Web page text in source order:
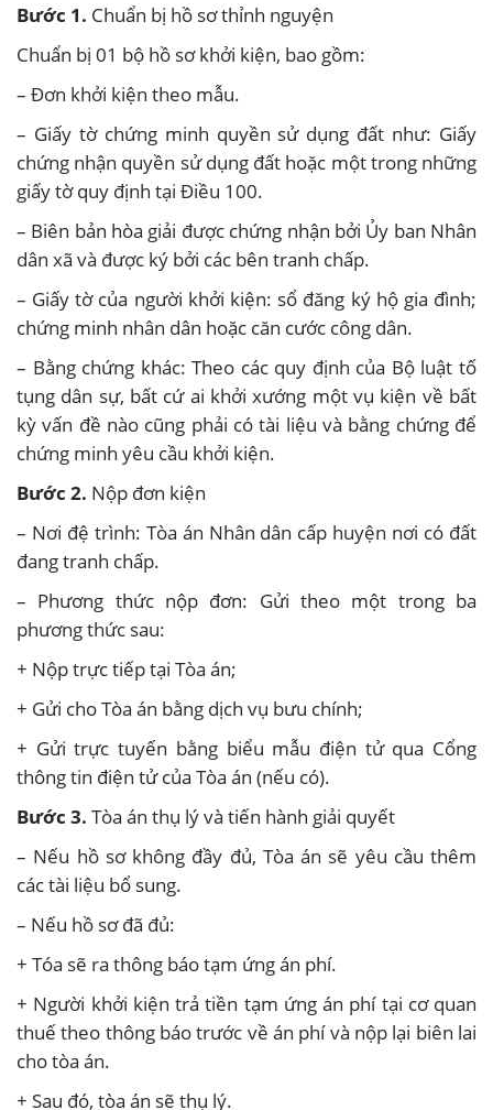
Bước 1. Chuẩn bị hồ sơ thỉnh nguyện
Chuẩn bị 01 bộ hồ sơ khởi kiện, bao gồm:
– Đơn khởi kiện theo mẫu.
– Giấy tờ chứng minh quyền sử dụng đất như: Giấy
chứng nhận quyền sử dụng đất hoặc một trong những
giấy tờ quy định tại Điều 100.
– Biên bản hòa giải được chứng nhận bởi Ủy ban Nhân
dân xã và được ký bởi các bên tranh chấp.
– Giấy tờ của người khởi kiện: sổ đăng ký hộ gia đình;
chứng minh nhân dân hoặc căn cước công dân.
– Bằng chứng khác: Theo các quy định của Bộ luật tố
tụng dân sự, bất cứ ai khởi xướng một vụ kiện về bất
kỳ vấn đề nào cũng phải có tài liệu và bằng chứng để
chứng minh yêu cầu khởi kiện.
Bước 2. Nộp đơn kiện
– Nơi đệ trình: Tòa án Nhân dân cấp huyện nơi có đất
đang tranh chấp.
– Phương thức nộp đơn: Gửi theo một trong ba
phương thức sau:
+ Nộp trực tiếp tại Tòa án;
+ Gửi cho Tòa án bằng dịch vụ bưu chính;
+ Gửi trực tuyến bằng biểu mẫu điện tử qua Cổng
thông tin điện tử của Tòa án (nếu có).
Bước 3. Tòa án thụ lý và tiến hành giải quyết
– Nếu hồ sơ không đầy đủ, Tòa án sẽ yêu cầu thêm
các tài liệu bổ sung.
– Nếu hồ sơ đã đủ:
+ Tóa sẽ ra thông báo tạm ứng án phí.
+ Người khởi kiện trả tiền tạm ứng án phí tại cơ quan
thuế theo thông báo trước về án phí và nộp lại biên lai
cho tòa án.
+ Sau đó, tòa án sẽ thụ lý.